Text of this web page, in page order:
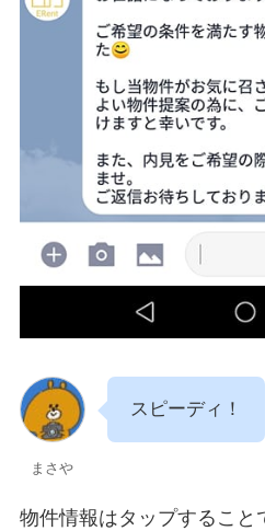
まさや
スピーディ！
物件情報はタップすること